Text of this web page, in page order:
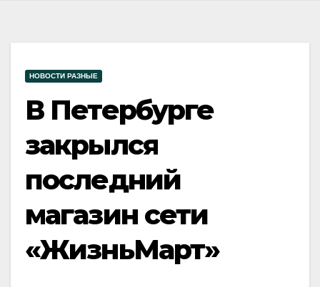
НОВОСТИ РАЗНЫЕ
В Петербурге
закрылся
последний
магазин сети
«ЖизньМарт»